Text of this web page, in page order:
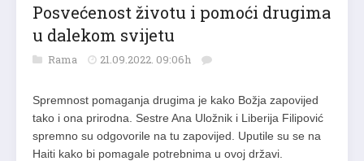
Posvećenost životu i pomoći drugima
u dalekom svijetu
Rama 21.09.2022. 09:06h
Spremnost pomaganja drugima je kako Božja zapovijed
tako i ona prirodna. Sestre Ana Uložnik i Liberija Filipović
spremno su odgovorile na tu zapovijed. Uputile su se na
Haiti kako bi pomagale potrebnima u ovoj državi.